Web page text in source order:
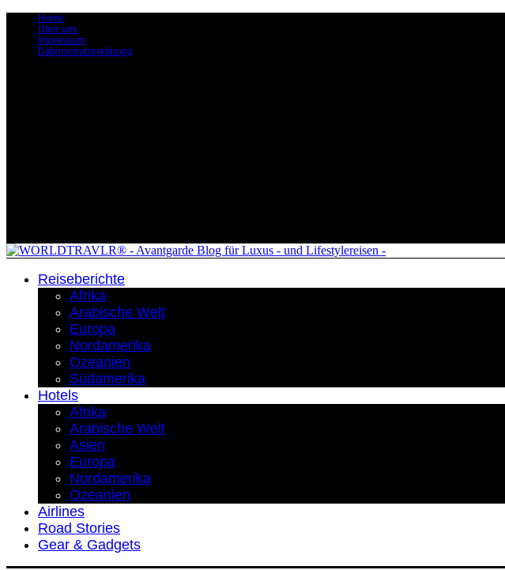
Home
Über uns
Impressum
Datenschutzerklärung
Reiseberichte
Afrika
Arabische Welt
Europa
Nordamerika
Ozeanien
Südamerika
Hotels
Afrika
Arabische Welt
Asien
Europa
Nordamerika
Ozeanien
Airlines
Road Stories
Gear & Gadgets